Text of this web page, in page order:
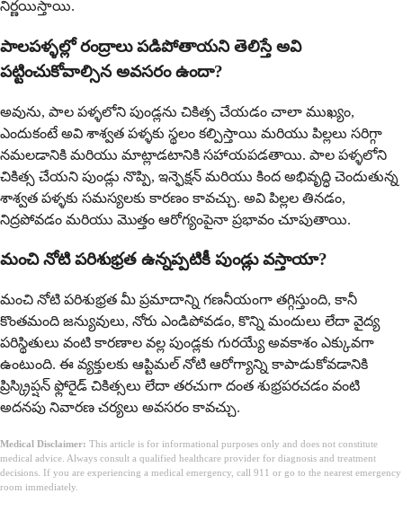
నిర్ణయిస్తాయి.
పాలపళ్ళల్లో రంద్రాలు పడిపోతాయని తెలిస్తే అవి
పట్టించుకోవాల్సిన అవసరం ఉందా?
అవును, పాల పళ్ళలోని పుండ్లను చికిత్స చేయడం చాలా ముఖ్యం,
ఎందుకంటే అవి శాశ్వత పళ్ళకు స్థలం కల్పిస్తాయి మరియు పిల్లలు సరిగ్గా
నమలడానికి మరియు మాట్లాడటానికి సహాయపడతాయి. పాల పళ్ళలోని
చికిత్స చేయని పుండ్లు నొప్పి, ఇన్ఫెక్షన్ మరియు కింద అభివృద్ధి చెందుతున్న
శాశ్వత పళ్ళకు సమస్యలకు కారణం కావచ్చు. అవి పిల్లల తినడం,
నిద్రపోవడం మరియు మొత్తం ఆరోగ్యంపైనా ప్రభావం చూపుతాయి.
మంచి నోటి పరిశుభ్రత ఉన్నప్పటికీ పుండ్లు వస్తాయా?
మంచి నోటి పరిశుభ్రత మీ ప్రమాదాన్ని గణనీయంగా తగ్గిస్తుంది, కానీ
కొంతమంది జన్యువులు, నోరు ఎండిపోవడం, కొన్ని మందులు లేదా వైద్య
పరిస్థితులు వంటి కారణాల వల్ల పుండ్లకు గురయ్యే అవకాశం ఎక్కువగా
ఉంటుంది. ఈ వ్యక్తులకు ఆప్టిమల్ నోటి ఆరోగ్యాన్ని కాపాడుకోవడానికి
ప్రిస్క్రిప్షన్ ఫ్లోరైడ్ చికిత్సలు లేదా తరచుగా దంత శుభ్రపరచడం వంటి
అదనపు నివారణ చర్యలు అవసరం కావచ్చు.
Medical Disclaimer: This article is for informational purposes only and does not constitute
medical advice. Always consult a qualified healthcare provider for diagnosis and treatment
decisions. If you are experiencing a medical emergency, call 911 or go to the nearest emergency
room immediately.